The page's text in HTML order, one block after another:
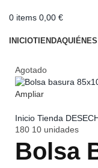
0 items 0,00 €
INICIOTIENDA
Agotado
Ampliar
Inicio Tienda
180 10 unidades
Bolsa